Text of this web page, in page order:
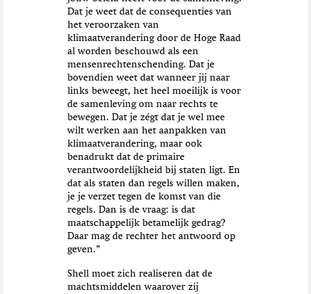
Dat je weet dat de consequenties van
het veroorzaken van
klimaatverandering door de Hoge Raad
al worden beschouwd als een
mensenrechtenschending. Dat je
bovendien weet dat wanneer jij naar
links beweegt, het heel moeilijk is voor
de samenleving om naar rechts te
bewegen. Dat je zégt dat je wel mee
wilt werken aan het aanpakken van
klimaatverandering, maar ook
benadrukt dat de primaire
verantwoordelijkheid bij staten ligt. En
dat als staten dan regels willen maken,
je je verzet tegen de komst van die
regels. Dan is de vraag: is dat
maatschappelijk betamelijk gedrag?
Daar mag de rechter het antwoord op
geven.”
Shell moet zich realiseren dat de
machtsmiddelen waarover zij